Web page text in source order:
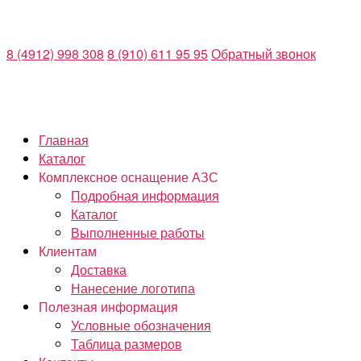
содержимому
8 (4912) 998 308 8 (910) 611 95 95Обратный звонок
Главная
Каталог
Комплексное оснащение АЗС
Подробная информация
Каталог
Выполненные работы
Клиентам
Доставка
Нанесение логотипа
Полезная информация
Условные обозначения
Таблица размеров